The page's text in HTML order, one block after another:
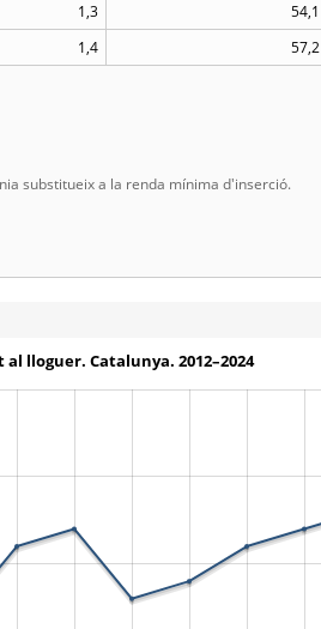
1,3 54,1
1,4 57,2
substitueix a la renda mínima d'inserció.